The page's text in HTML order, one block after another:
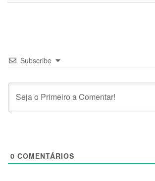
Subscribe
0 COMENTÁRIOS